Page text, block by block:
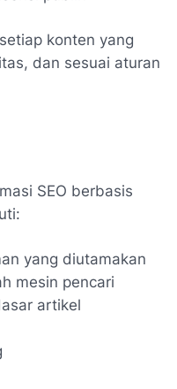
konten yang
dan sesuai aturan
SEO berbasis
yang diutamakan
mesin pencari
artikel